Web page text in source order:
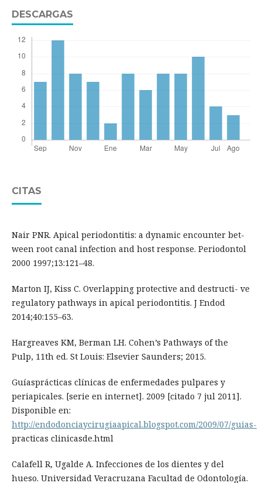
DESCARGAS
CITAS
Nair PNR. Apical periodontitis: a dynamic encounter bet-
ween root canal infection and host response. Periodontol
2000 1997;13:121–48.
Marton IJ, Kiss C. Overlapping protective and destructi- ve
regulatory pathways in apical periodontitis. J Endod
2014;40:155–63.
Hargreaves KM, Berman LH. Cohen’s Pathways of the
Pulp, 11th ed. St Louis: Elsevier Saunders; 2015.
Guíasprácticas clínicas de enfermedades pulpares y
periapicales. [serie en internet]. 2009 [citado 7 jul 2011].
Disponible en:
http://endodonciaycirugiaapical.blogspot.com/2009/07/guias-
practicas clinicasde.html
Calafell R, Ugalde A. Infecciones de los dientes y del
hueso. Universidad Veracruzana Facultad de Odontología.